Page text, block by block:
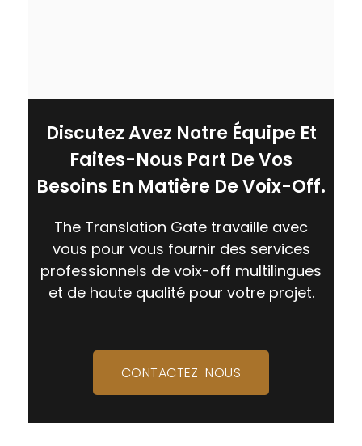
Discutez Avez Notre Équipe Et
Faites-Nous Part De Vos
Besoins En Matière De Voix-Off.
The Translation Gate travaille avec
vous pour vous fournir des services
professionnels de voix-off multilingues
et de haute qualité pour votre projet.
CONTACTEZ-NOUS